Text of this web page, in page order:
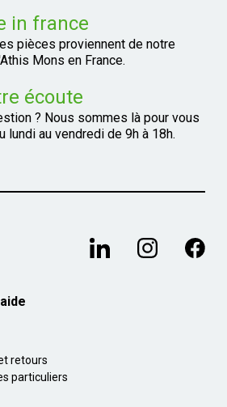
in france
pièces proviennent de notre
Mons en France.
écoute
? Nous sommes là pour vous
lundi au vendredi de 9h à 18h.
retours
particuliers